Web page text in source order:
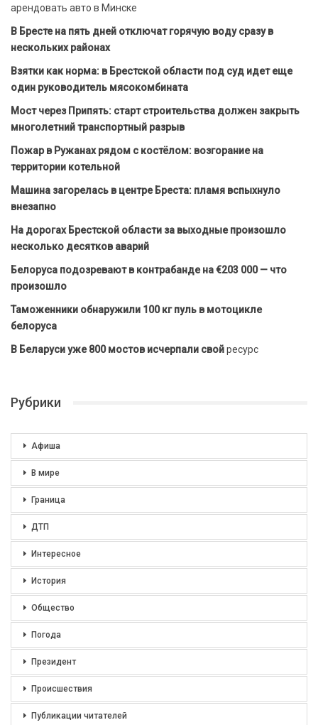
арендовать авто в Минске
В Бресте на пять дней отключат горячую воду сразу в
нескольких районах
Взятки как норма: в Брестской области под суд идет еще
один руководитель мясокомбината
Мост через Припять: старт строительства должен закрыть
многолетний транспортный разрыв
Пожар в Ружанах рядом с костёлом: возгорание на
территории котельной
Машина загорелась в центре Бреста: пламя вспыхнуло
внезапно
На дорогах Брестской области за выходные произошло
несколько десятков аварий
Белоруса подозревают в контрабанде на €203 000 — что
произошло
Таможенники обнаружили 100 кг пуль в мотоцикле
белоруса
В Беларуси уже 800 мостов исчерпали свойресурс
Рубрики
Афиша
В мире
Граница
ДТП
Интересное
История
Общество
Погода
Президент
Происшествия
Публикации читателей